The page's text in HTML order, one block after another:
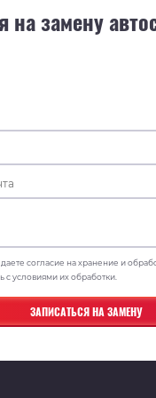
на замену
согласие на хранение и
с условиями их обработки.